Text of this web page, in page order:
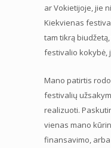
ar Vokietijoje, jie
Kiekvienas
tam tikrą
festivalio kokybė,
Mano patirtis
festivalių
realizuoti.
vienas mano
finansavimo,